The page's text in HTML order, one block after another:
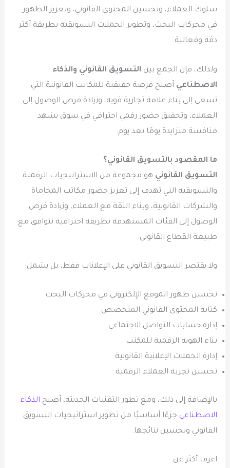
سلوك العملاء، وتحسين المحتوى القانوني، وتعزيز الظهور
في محركات البحث، وتطوير الحملات التسويقية بطريقة أكثر
دقة وفعالية.
ولذلك، فإن الجمع بين التسويق القانوني والذكاء
الاصطناعي أصبح فرصة حقيقية للمكاتب القانونية التي
تسعى إلى بناء علامة تجارية قوية، وزيادة فرص الوصول إلى
العملاء، وتحقيق حضور رقمي احترافي في سوق يشهد
منافسة متزايدة يومًا بعد يوم.
ما المقصود بالتسويق القانوني؟
التسويق القانوني هو مجموعة من الاستراتيجيات الرقمية
والتسويقية التي تهدف إلى تعزيز حضور مكاتب المحاماة
والشركات القانونية، وبناء الثقة مع العملاء، وزيادة فرص
الوصول إلى الفئات المستهدفة بطريقة احترافية تتوافق مع
طبيعة القطاع القانوني.
ولا يقتصر التسويق القانوني على الإعلانات فقط، بل يشمل:
تحسين ظهور الموقع الإلكتروني في محركات البحث
كتابة المحتوى القانوني المتخصص
إدارة حسابات التواصل الاجتماعي
بناء الهوية الرقمية للمكتب
إدارة الحملات الإعلانية القانونية
تحسين تجربة العملاء الرقمية
بالإضافة إلى ذلك، ومع تطور التقنيات الحديثة، أصبح الذكاء
الاصطناعي جزءًا أساسيًا من تطوير استراتيجيات التسويق
القانوني وتحسين نتائجها.
اعرف أكثر عن: